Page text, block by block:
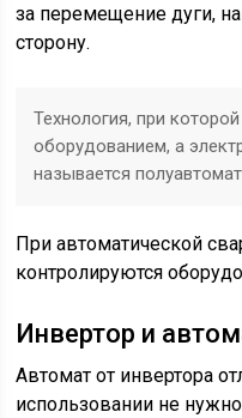
за перемещение дуги,
сторону.
Технология, при
оборудованием, а
называется
При автоматической
контролируются
Инвертор и
Автомат от инвертора
использовании не